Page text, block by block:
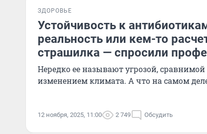
ЗДОРОВЬЕ
Устойчивость к
реальность или кем-то
страшилка — спросили
Нередко ее называют угрозой,
изменением климата. А что на самом
12 ноября, 2025, 11:00 2 749 Обсудить